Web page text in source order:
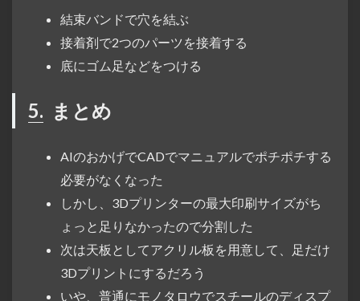
結束バンドで穴を結ぶ
接着剤で2つのパーツを接着する
底にゴム足などをつける
5. まとめ
AIのおかげでCADでマニュアルでポチポチする
必要がなくなった
しかし、3Dプリンターの最大印刷サイズがち
ょっと足りなかったので分割した
次は天板としてアクリル板を用意して、足だけ
3Dプリントにするだろう
いや、普通にモノタロウでスチールのディスプ